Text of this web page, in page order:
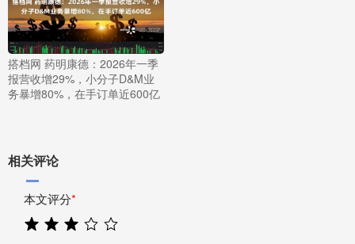
搭档网 药明康德：2026年一季
报营收增29%，小分子D&M业
务暴增80%，在手订单近600亿
相关评论
本文评分*